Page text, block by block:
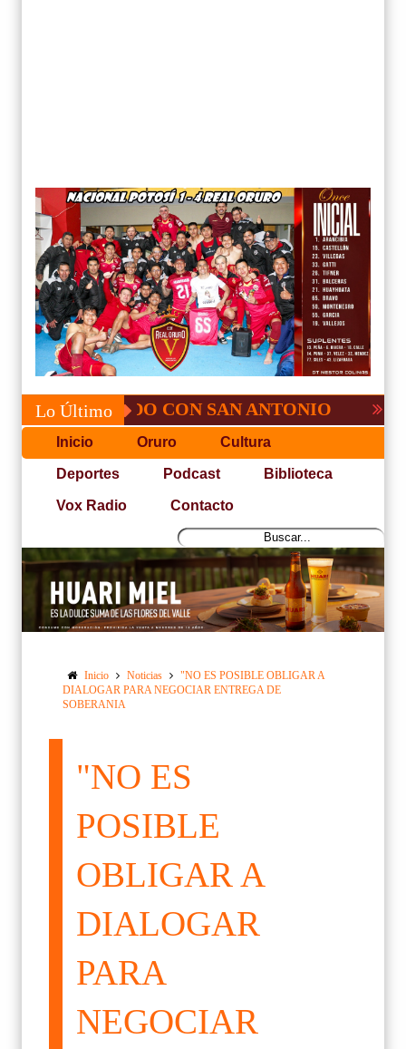
Lo Último
NO PUDO CON SAN ANTONIO COPA
Inicio Oruro Cultura
Deportes Podcast Biblioteca
Vox Radio Contacto
Inicio Noticias
"NO ES POSIBLE OBLIGAR A
DIALOGAR PARA NEGOCIAR ENTREGA DE
SOBERANIA
"NO ES
POSIBLE
OBLIGAR A
DIALOGAR
PARA
NEGOCIAR